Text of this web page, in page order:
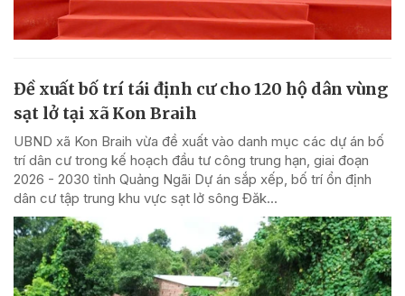
Đề xuất bố trí tái định cư cho 120 hộ dân vùng
sạt lở tại xã Kon Braih
UBND xã Kon Braih vừa đề xuất vào danh mục các dự án bố
trí dân cư trong kế hoạch đầu tư công trung hạn, giai đoạn
2026 - 2030 tỉnh Quảng Ngãi Dự án sắp xếp, bố trí ổn định
dân cư tập trung khu vực sạt lở sông Đăk...